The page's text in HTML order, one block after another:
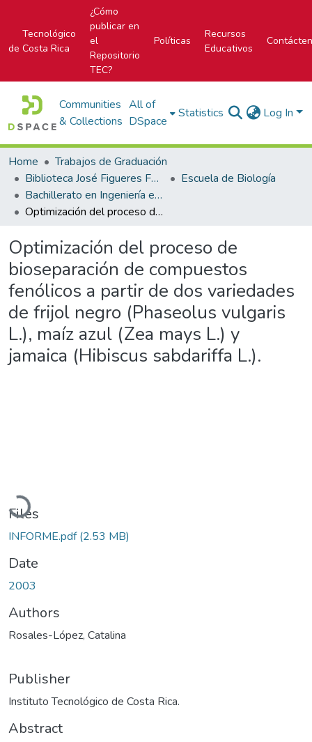
Tecnológico
de Costa Rica
¿Cómo
publicar en
el
Repositorio
TEC?
Políticas
Recursos
Educativos
Communities
& Collections
All of
DSpace
Statistics Log In
Home
Trabajos de Graduación
Biblioteca José Figueres Ferrer
Escuela de Biología
Bachillerato en Ingeniería en Biotecnología
Optimización del proceso de bioseparación de compuestos fenólicos a partir de dos variedades de frijol negro (Phaseolus vulgaris L.), maíz azul (Zea mays L.) y jamaica (Hibiscus sabdariffa L.).
Optimización del proceso de
bioseparación de compuestos
fenólicos a partir de dos variedades
de frijol negro (Phaseolus vulgaris
L.), maíz azul (Zea mays L.) y
jamaica (Hibiscus sabdariffa L.).
Loading...
Files
INFORME.pdf(2.53 MB)
Date
2003
Authors
Rosales-López, Catalina
Publisher
Instituto Tecnológico de Costa Rica.
Abstract